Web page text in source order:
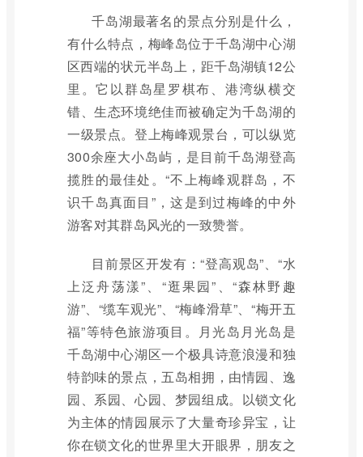
千岛湖最著名的景点分别是什么，
有什么特点，梅峰岛位于千岛湖中心湖
区西端的状元半岛上，距千岛湖镇12公
里。它以群岛星罗棋布、港湾纵横交
错、生态环境绝佳而被确定为千岛湖的
一级景点。登上梅峰观景台，可以纵览
300余座大小岛屿，是目前千岛湖登高
揽胜的最佳处。“不上梅峰观群岛，不
识千岛真面目”，这是到过梅峰的中外
游客对其群岛风光的一致赞誉。
目前景区开发有：“登高观岛”、“水
上泛舟荡漾”、“逛果园”、“森林野趣
游”、“缆车观光”、“梅峰滑草”、“梅开五
福”等特色旅游项目。月光岛月光岛是
千岛湖中心湖区一个极具诗意浪漫和独
特韵味的景点，五岛相拥，由情园、逸
园、系园、心园、梦园组成。以锁文化
为主体的情园展示了大量奇珍异宝，让
你在锁文化的世界里大开眼界，朋友之